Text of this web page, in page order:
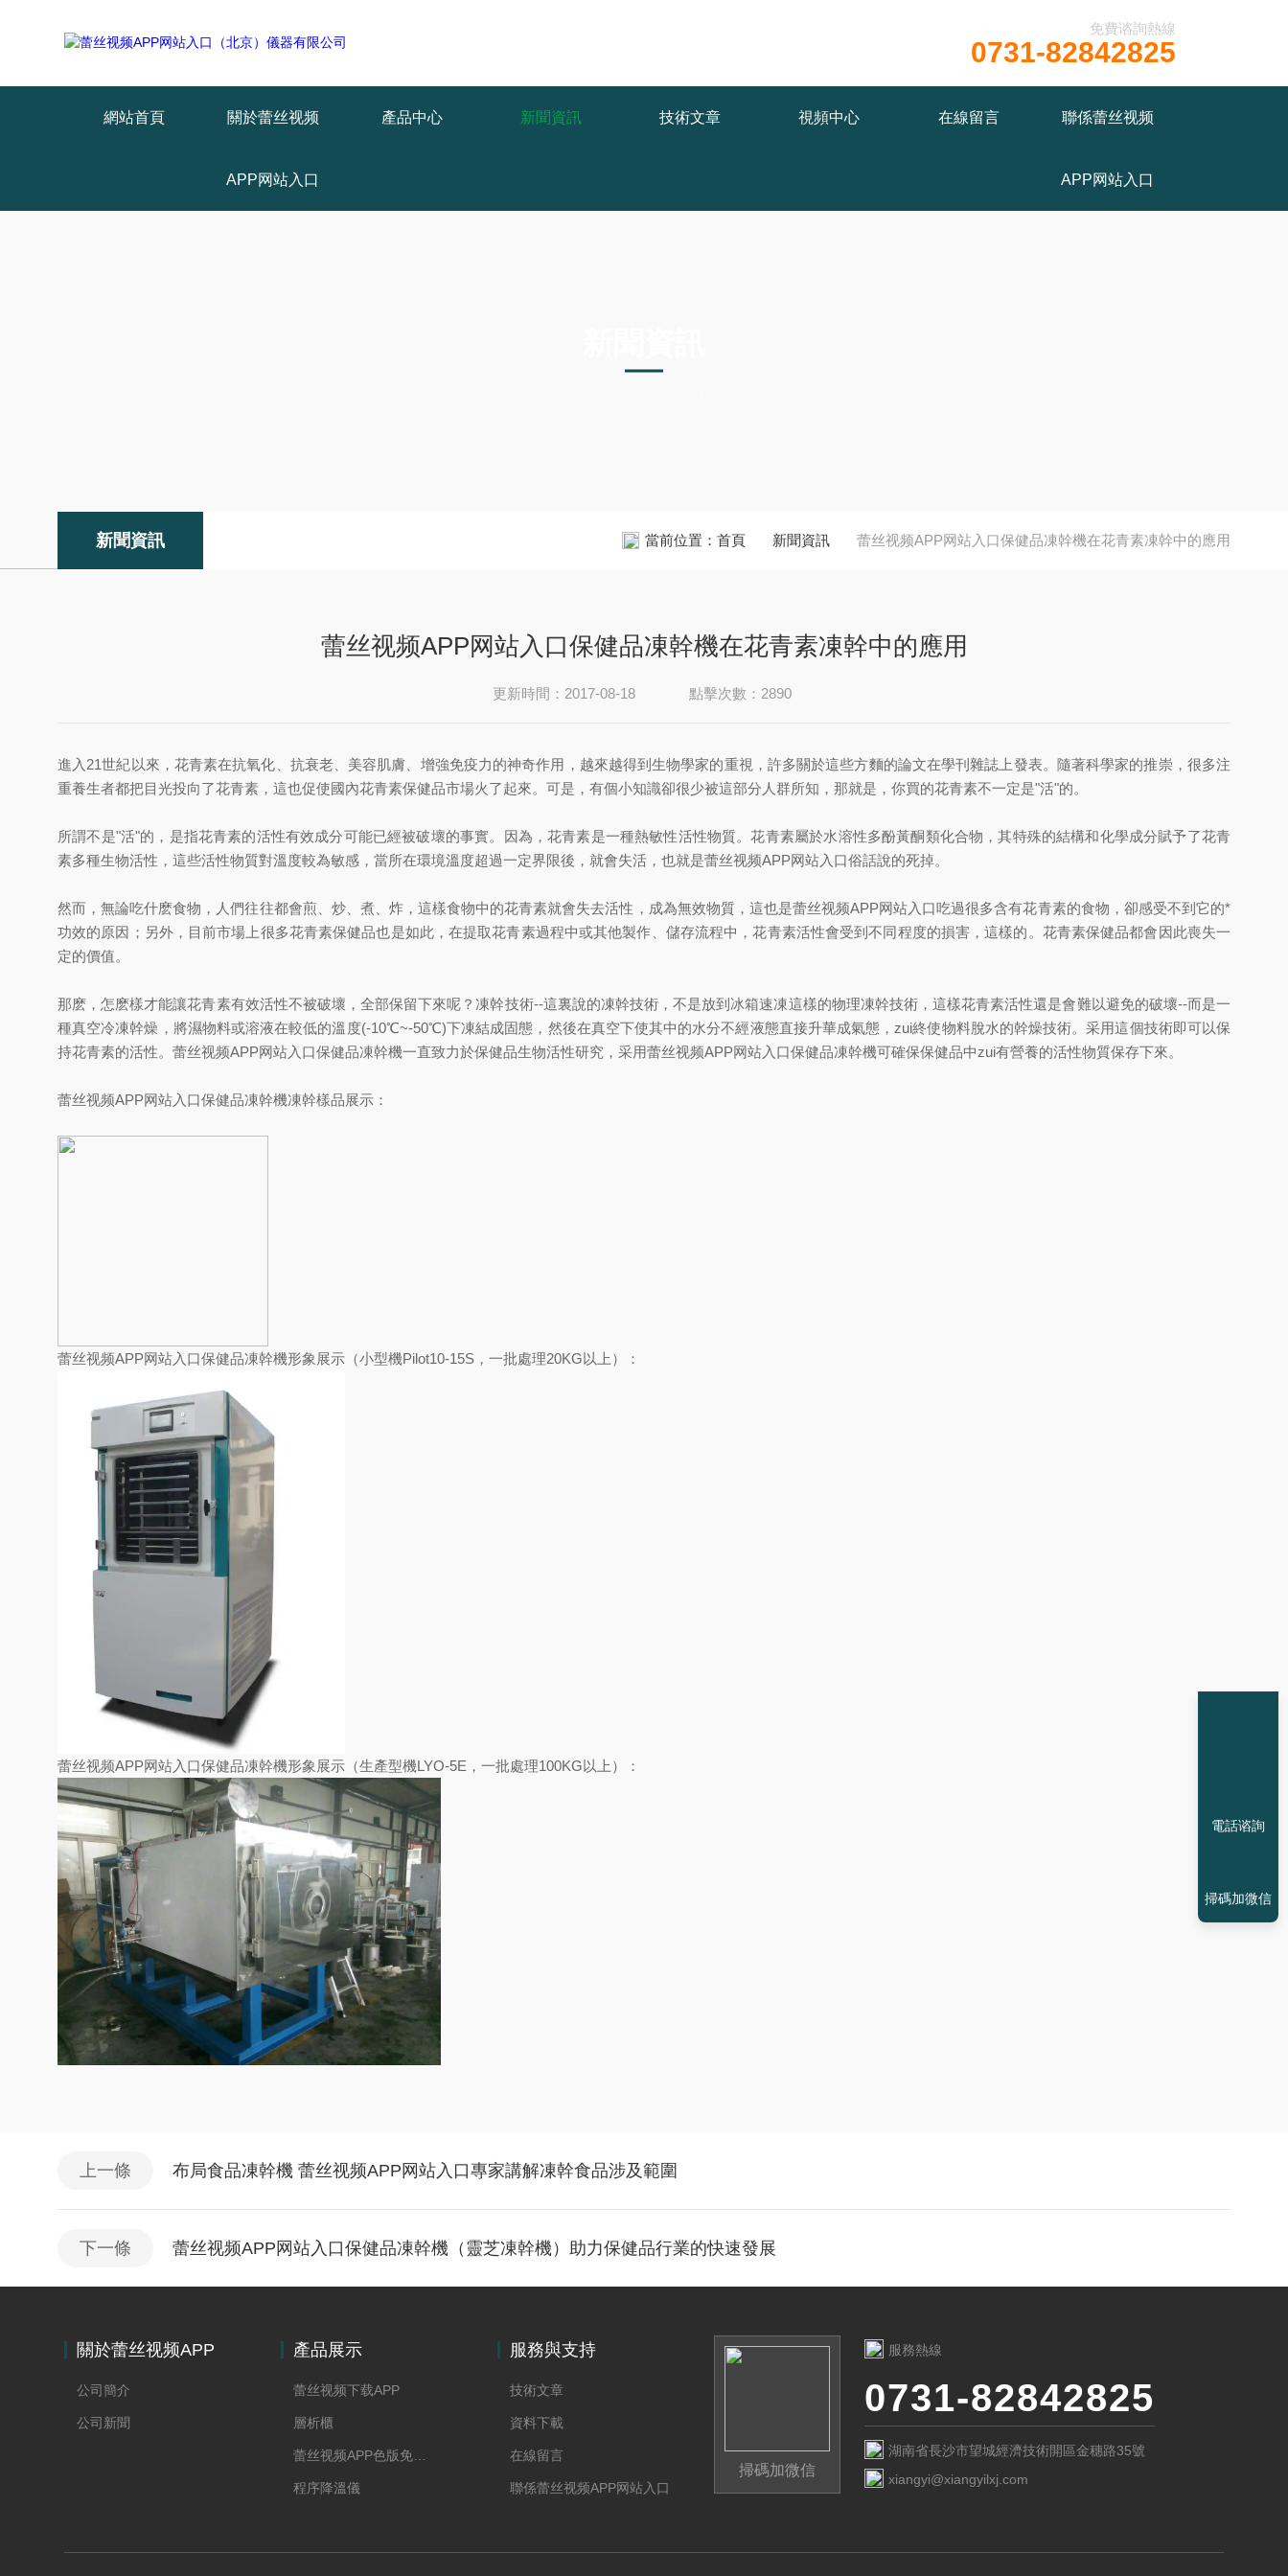
: mkdir(): No space left on device in 免費谘詢熱線
0731-82842825
網站首頁 關於蕾丝视频
APP网站入口
產品中心 新聞資訊 技術文章 視頻中心 在線留言 聯係蕾丝视频
APP网站入口
新聞資訊 當前位置： 首頁 新聞資訊 蕾丝视频APP网站入口保健品凍幹機在花青素凍幹中的應用
蕾丝视频APP网站入口保健品凍幹機在花青素凍幹中的應用
更新時間：2017-08-18 點擊次數：2890
進入21世紀以來，花青素在抗氧化、抗衰老、美容肌膚、增強免疫力的神奇作用，越來越得到生物學家的重視，許多關於這些方麵的論文在學刊雜誌上發表。隨著科學家的推崇，很多注
重養生者都把目光投向了花青素，這也促使國內花青素保健品市場火了起來。可是，有個小知識卻很少被這部分人群所知，那就是，你買的花青素不一定是"活"的。
所謂不是"活"的，是指花青素的活性有效成分可能已經被破壞的事實。因為，花青素是一種熱敏性活性物質。花青素屬於水溶性多酚黃酮類化合物，其特殊的結構和化學成分賦予了花青
素多種生物活性，這些活性物質對溫度較為敏感，當所在環境溫度超過一定界限後，就會失活，也就是蕾丝视频APP网站入口俗話說的死掉。
然而，無論吃什麽食物，人們往往都會煎、炒、煮、炸，這樣食物中的花青素就會失去活性，成為無效物質，這也是蕾丝视频APP网站入口吃過很多含有花青素的食物，卻感受不到它的*
功效的原因；另外，目前市場上很多花青素保健品也是如此，在提取花青素過程中或其他製作、儲存流程中，花青素活性會受到不同程度的損害，這樣的。花青素保健品都會因此喪失一
定的價值。
那麽，怎麽樣才能讓花青素有效活性不被破壞，全部保留下來呢？凍幹技術--這裏說的凍幹技術，不是放到冰箱速凍這樣的物理凍幹技術，這樣花青素活性還是會難以避免的破壞--而是一
種真空冷凍幹燥，將濕物料或溶液在較低的溫度(-10℃~-50℃)下凍結成固態，然後在真空下使其中的水分不經液態直接升華成氣態，zui終使物料脫水的幹燥技術。采用這個技術即可以保
持花青素的活性。蕾丝视频APP网站入口保健品凍幹機一直致力於保健品生物活性研究，采用蕾丝视频APP网站入口保健品凍幹機可確保保健品中zui有營養的活性物質保存下來。
蕾丝视频APP网站入口保健品凍幹機凍幹樣品展示：
蕾丝视频APP网站入口保健品凍幹機形象展示（小型機Pilot10-15S，一批處理20KG以上）：
蕾丝视频APP网站入口保健品凍幹機形象展示（生產型機LYO-5E，一批處理100KG以上）：
上一條 布局食品凍幹機 蕾丝视频APP网站入口專家講解凍幹食品涉及範圍
下一條 蕾丝视频APP网站入口保健品凍幹機（靈芝凍幹機）助力保健品行業的快速發展
關於蕾丝视频APP
公司簡介
公司新聞
產品展示
蕾丝视频下载APP
層析櫃
蕾丝视频APP色版免费下载
程序降溫儀
服務與支持
技術文章
資料下載
在線留言
聯係蕾丝视频APP网站入口
掃碼加微信
服務熱線
0731-82842825
湖南省長沙市望城經濟技術開區金穗路35號
xiangyi@xiangyilxj.com
電話谘詢
掃碼加微信